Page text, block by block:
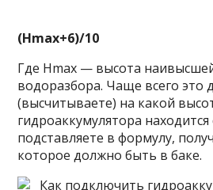
(Hmax+6)/10
Где Hmax — высота
водоразбора. Чаще всего это
(высчитываете) на какой
гидроаккумулятора находится
подставляете в формулу,
которое должно быть в баке.